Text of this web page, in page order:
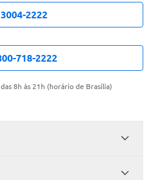
3004-2222
718-2222
8h às 21h (horário de Brasília)